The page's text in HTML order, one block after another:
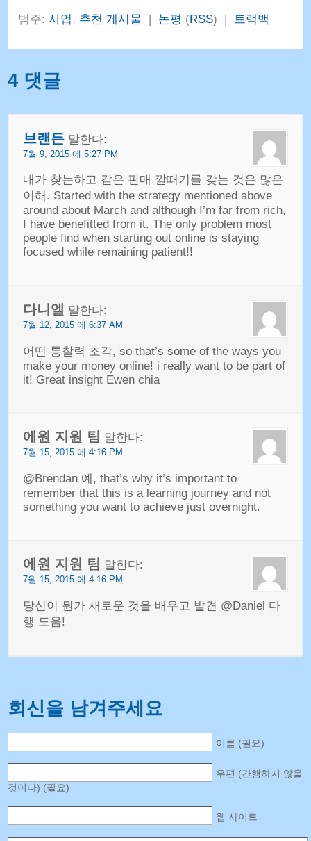
범주:사업, 추천 게시물 | 논평 (RSS) | 트랙백
4 댓글
브랜든 말한다:
7월 9, 2015 에 5:27 PM
내가 찾는하고 같은 판매 깔때기를 갖는 것은 많은
이해. Started with the strategy mentioned above
around about March and although I’m far from rich,
I have benefitted from it. The only problem most
people find when starting out online is staying
focused while remaining patient!!
다니엘 말한다:
7월 12, 2015 에 6:37 AM
어떤 통찰력 조각, so that’s some of the ways you
make your money online! i really want to be part of
it! Great insight Ewen chia
에원 지원 팀 말한다:
7월 15, 2015 에 4:16 PM
@Brendan 예, that’s why it’s important to
remember that this is a learning journey and not
something you want to achieve just overnight.
에원 지원 팀 말한다:
7월 15, 2015 에 4:16 PM
당신이 뭔가 새로운 것을 배우고 발견 @Daniel 다
행 도움!
회신을 남겨주세요
이름 (필요)
우편 (간행하지 않을
것이다) (필요)
웹 사이트